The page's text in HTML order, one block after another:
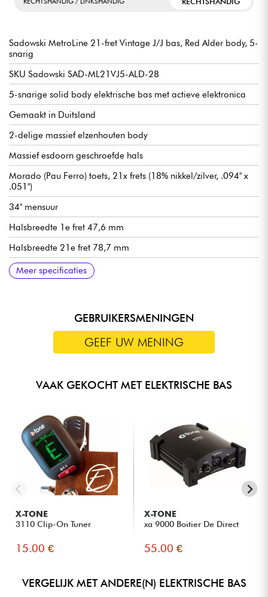
Sadowski MetroLine 21-fret Vintage J/J bas, Red Alder body, 5-
snarig
SKU Sadowski SAD-ML21VJ5-ALD-28
5-snarige solid body elektrische bas met actieve elektronica
Gemaakt in Duitsland
2-delige massief elzenhouten body
Massief esdoorn geschroefde hals
Morado (Pau Ferro) toets, 21x frets (18% nikkel/zilver, .094" x
.051")
34" mensuur
Halsbreedte 1e fret 47,6 mm
Halsbreedte 21e fret 78,7 mm
Halsdikte 1e fret 21,8 mm
Halsdikte 12e fret 23,6 mm
Sadowsky enkelspoels microfoon J-Style
Actieve Sadowsky 2-weg elektronica voorversterker
Volume
Balans
Vintage toonregeling (push/pull om voorversterker uit te
schakelen)
Treble / Bass (concentrische potmeters)
Sadowsky Quick String Release brug
Sadowsky Light Open Gear mechanisme
Verkocht met Sadowsky gigbag
Meer specificaties
GEBRUIKERSMENINGEN
GEEF UW MENING
VAAK GEKOCHT MET ELEKTRISCHE BAS
X-TONE
3110 Clip-On Tuner
15.00 €
X-TONE
xa 9000 Boitier De Direct
55.00 €
VERGELIJK MET ANDERE(N) ELEKTRISCHE BAS